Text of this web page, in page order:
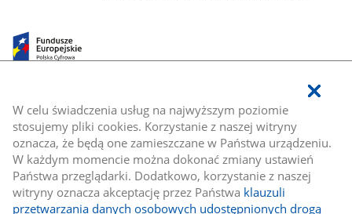
W celu świadczenia usług na najwyższym poziomie
stosujemy pliki cookies. Korzystanie z naszej witryny
oznacza, że będą one zamieszczane w Państwa urządzeniu.
W każdym momencie można dokonać zmiany ustawień
Państwa przeglądarki. Dodatkowo, korzystanie z naszej
witryny oznacza akceptację przez Państwa klauzuli
przetwarzania danych osobowych udostępnionych drogą